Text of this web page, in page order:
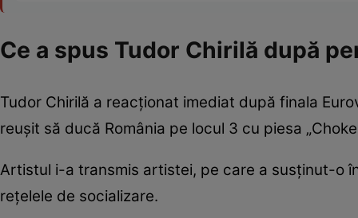
Ce a spus Tudor Chirilă după
Tudor Chirilă a reacționat imediat după finala
reușit să ducă România pe locul 3 cu piesa
Artistul i-a transmis artistei, pe care a susținut-o
rețelele de socializare.